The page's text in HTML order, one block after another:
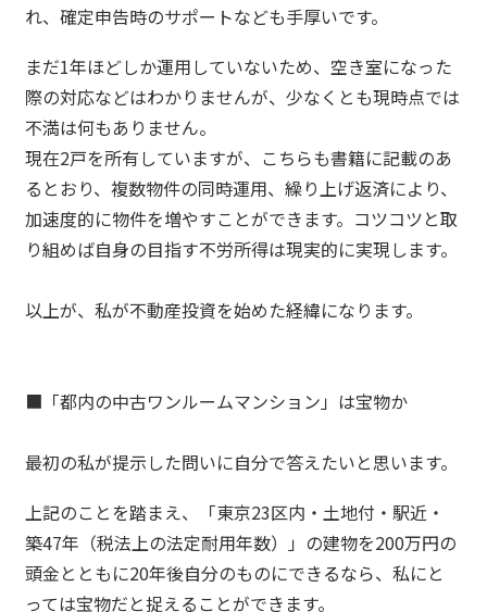
れ、確定申告時のサポートなども手厚いです。
まだ1年ほどしか運用していないため、空き室になった
際の対応などはわかりませんが、少なくとも現時点では
不満は何もありません。
現在2戸を所有していますが、こちらも書籍に記載のあ
るとおり、複数物件の同時運用、繰り上げ返済により、
加速度的に物件を増やすことができます。コツコツと取
り組めば自身の目指す不労所得は現実的に実現します。
以上が、私が不動産投資を始めた経緯になります。
■「都内の中古ワンルームマンション」は宝物か
最初の私が提示した問いに自分で答えたいと思います。
上記のことを踏まえ、「東京23区内・土地付・駅近・
築47年（税法上の法定耐用年数）」の建物を200万円の
頭金とともに20年後自分のものにできるなら、私にと
っては宝物だと捉えることができます。